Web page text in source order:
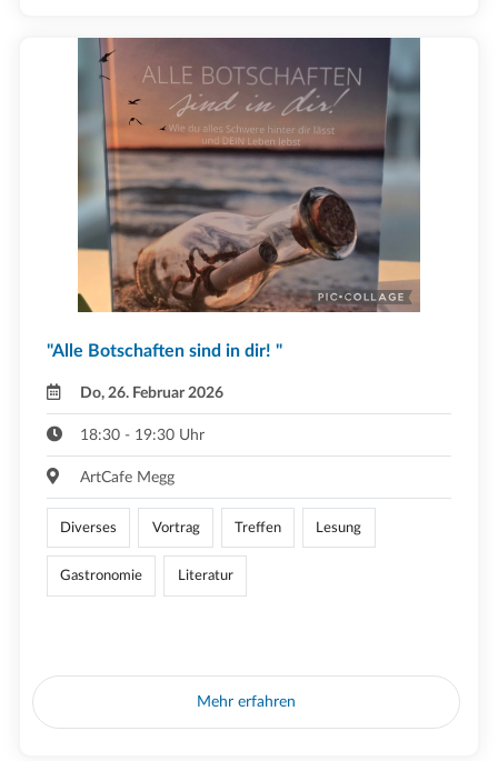
"Alle Botschaften sind in dir! "
Do, 26. Februar 2026
18:30 - 19:30 Uhr
ArtCafe Megg
Diverses Vortrag Treffen Lesung
Gastronomie Literatur
Mehr erfahren